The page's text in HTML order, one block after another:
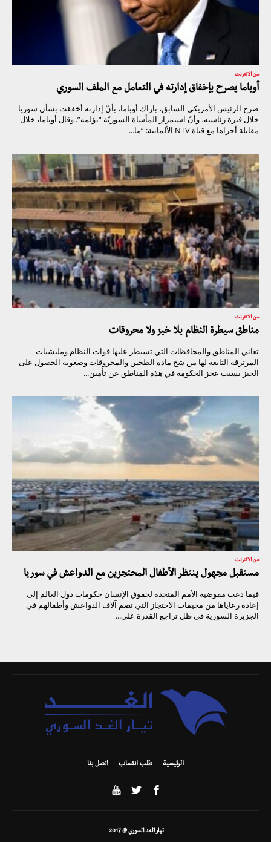
من الانترنت
أوباما يصرح بإخفاق إدارته في التعامل مع الملف السوري
صرح الرئيس الأمريكي السابق، باراك أوباما، بأنّ إدارته أخفقت بشأن سوريا
خلال فترة رئاسته، وأنّ استمرار المأساة السوريّة “يؤلمه”. وقال أوباما، خلال
مقابلة أجراها مع قناة NTV الألمانية: “ما...
من الانترنت
مناطق سيطرة النظام بلا خبز ولا محروقات
تعاني المناطق والمحافظات التي تسيطر عليها قوات النظام ومليشيات
المرتزقة التابعة لها من شح مادة الطحين والمحروقات وصعوبة الحصول على
الخبز بسبب عجز الحكومة في هذه المناطق عن تأمين...
من الانترنت
مستقبل مجهول ينتظر الأطفال المحتجزين مع الدواعش في سوريا
فيما دعت مفوضية الأمم المتحدة لحقوق الإنسان حكومات دول العالم إلى
إعادة رعاياها من مخيمات الاحتجاز التي تضم آلاف الدواعش وأطفالهم في
الجزيرة السورية في ظل تراجع القدرة على...
الرئيسية طلب انتساب اتصل بنا
تيار الغد السوري @ 2017